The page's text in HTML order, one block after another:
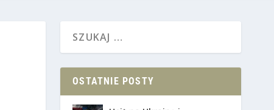
OSTATNIE POSTY